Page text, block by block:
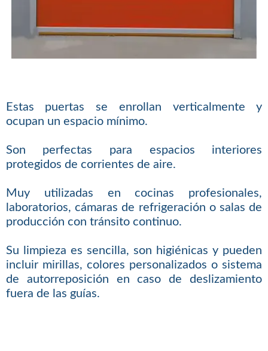
Estas puertas se enrollan verticalmente y
ocupan un espacio mínimo.
Son perfectas para espacios interiores
protegidos de corrientes de aire.
Muy utilizadas en cocinas profesionales,
laboratorios, cámaras de refrigeración o salas de
producción con tránsito continuo.
Su limpieza es sencilla, son higiénicas y pueden
incluir mirillas, colores personalizados o sistema
de autorreposición en caso de deslizamiento
fuera de las guías.